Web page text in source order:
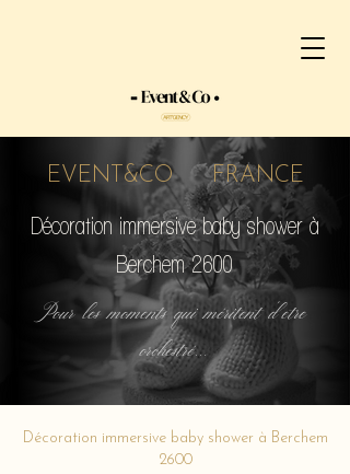
EVENT&CO FRANCE
Décoration immersive baby shower à
Berchem 2600
Pour les moments qui méritent d'etre
orchestré...
Décoration immersive baby shower à Berchem
2600